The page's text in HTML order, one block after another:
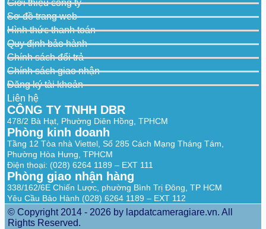
Face Database
Capacity
Up to 10 face databases with 10,000
images
SMD Plus by
Recorder
32 channels: Secondary filtering for human
and motor vehicle, reducing false alarms
SMD Plus by
Camera
40 channels
AI Video
Quality
Analytics by
Recorder
defocus, overexposure, contrast, black and
white
Scene
Changing by
Recorder
1 channel
Irregular Black
Block Masking
by Recorder
1 channel
Audio
Giới thiệu công ty
Sơ đồ trang web
Hình thức thanh toán
Quy định bảo hành
Chính sách đổi trả
Chính sách giao nhận
Đăng ký tài khoản
Liên hệ
CÔNG TY TNHH DBR
478/2 Bà Hạt, Phường Diên Hồng, TPHCM
Phòng kinh doanh
Tầng 12 Tòa nhà Viettel, Số 285 Cách Mạng Tháng Tám,
Phường Hòa Hưng, TPHCM
Điện thoại: (028) 6264 1189 – EXT 111
Phòng giao nhận hàng
338/162/6E Chiến Lược, phường Bình Trị Đông, TP HCM
Yêu Cầu Bảo Hành (028) 6264 1189 – EXT 112
© Copyright 2014 - 2026 by lapdatcameragiare.vn. All
Rights Reserved.